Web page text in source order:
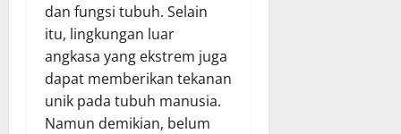
dan fungsi tubuh. Selain
itu, lingkungan luar
angkasa yang ekstrem juga
dapat memberikan tekanan
unik pada tubuh manusia.
Namun demikian, belum